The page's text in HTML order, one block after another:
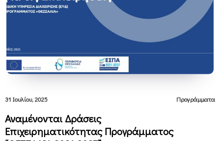
31 Ιουλίου, 2025 Προγράμματα
Αναμένονται Δράσεις
Επιχειρηματικότητας Προγράμματος